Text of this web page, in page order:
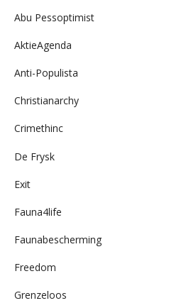
Abu Pessoptimist
AktieAgenda
Anti-Populista
Christianarchy
Crimethinc
De Frysk
Exit
Fauna4life
Faunabescherming
Freedom
Grenzeloos